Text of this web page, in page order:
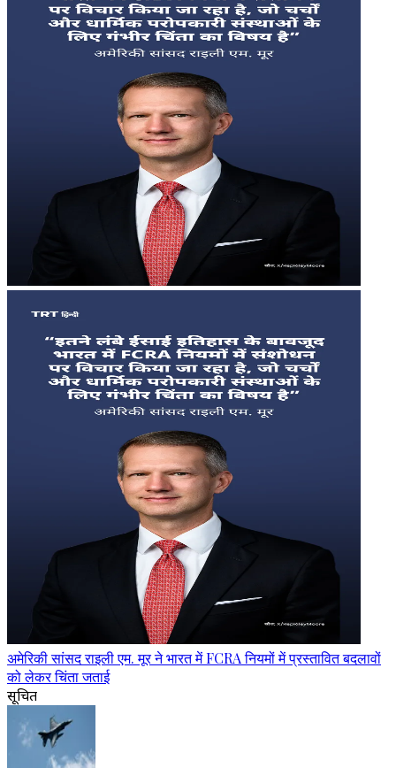
अमेरिकी सांसद राइली एम. मूर ने भारत में FCRA नियमों में प्रस्तावित बदलावों
को लेकर चिंता जताई
सूचित